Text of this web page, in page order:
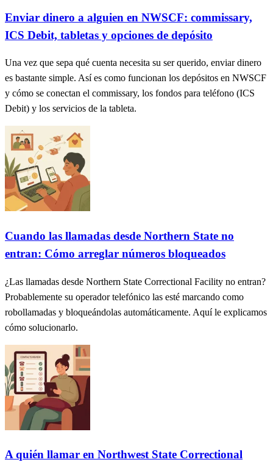
Enviar dinero a alguien en NWSCF: commissary,
ICS Debit, tabletas y opciones de depósito
Una vez que sepa qué cuenta necesita su ser querido, enviar dinero
es bastante simple. Así es como funcionan los depósitos en NWSCF
y cómo se conectan el commissary, los fondos para teléfono (ICS
Debit) y los servicios de la tableta.
Cuando las llamadas desde Northern State no
entran: Cómo arreglar números bloqueados
¿Las llamadas desde Northern State Correctional Facility no entran?
Probablemente su operador telefónico las esté marcando como
robollamadas y bloqueándolas automáticamente. Aquí le explicamos
cómo solucionarlo.
A quién llamar en Northwest State Correctional